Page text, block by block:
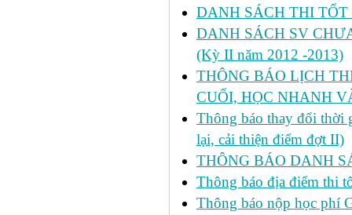
DANH SÁCH THI
DANH SÁCH SV
(Kỳ II năm 2012 -2013)
THÔNG BÁO LỊCH
CUỐI, HỌC NHANH
Thông báo thay đổi thời
lại, cải thiện điểm đợt II)
THÔNG BÁO DANH
Thông báo địa điểm thi
Thông báo nộp học phí